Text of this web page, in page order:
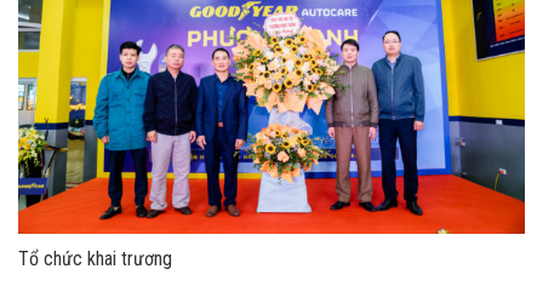
Tổ chức khai trương